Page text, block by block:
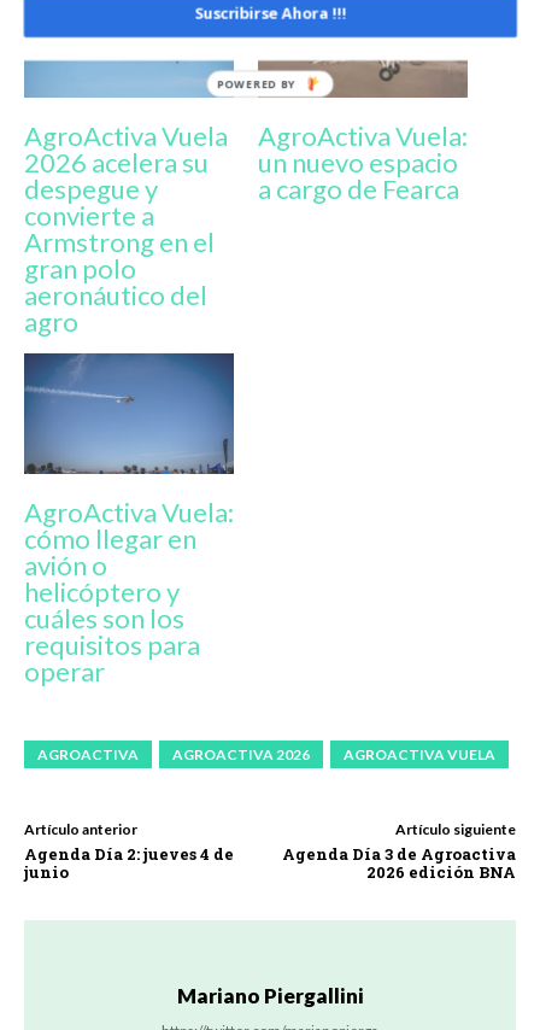
AgroActiva Vuela
2026 acelera su
despegue y
convierte a
Armstrong en el
gran polo
aeronáutico del
agro
AgroActiva Vuela:
un nuevo espacio
a cargo de Fearca
AgroActiva Vuela:
cómo llegar en
avión o
helicóptero y
cuáles son los
requisitos para
operar
AGROACTIVA AGROACTIVA 2026 AGROACTIVA VUELA
Artículo anterior
Agenda Día 2: jueves 4 de
junio
Artículo siguiente
Agenda Día 3 de Agroactiva
2026 edición BNA
Mariano Piergallini
Suscribirse Ahora !!!